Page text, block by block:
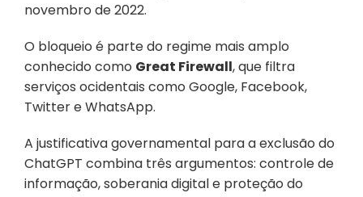
novembro de 2022.
O bloqueio é parte do regime mais amplo
conhecido como Great Firewall, que filtra
serviços ocidentais como Google, Facebook,
Twitter e WhatsApp.
A justificativa governamental para a exclusão do
ChatGPT combina três argumentos: controle de
informação, soberania digital e proteção do